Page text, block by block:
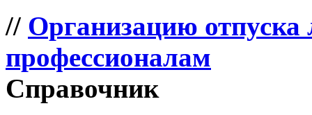
// Организацию отпуска
профессионалам
Справочник